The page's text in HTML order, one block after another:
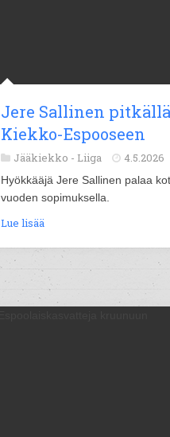
Jere Sallinen
Kiekko-Espooseen
Jääkiekko - Liiga 4.5.2026
Hyökkääjä Jere Sallinen palaa
vuoden sopimuksella.
Lue lisää